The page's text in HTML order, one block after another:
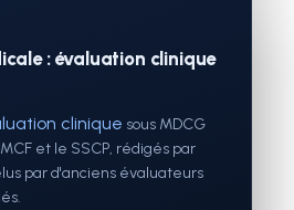
: évaluation clinique
clinique sous MDCG
et le SSCP, rédigés par
par d'anciens évaluateurs